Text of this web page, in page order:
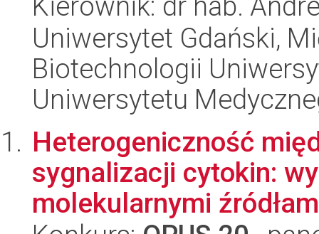
Uniwersytet Gdański,
Biotechnologii
Uniwersytetu
Heterogeniczność
sygnalizacji cytokin:
molekularnymi